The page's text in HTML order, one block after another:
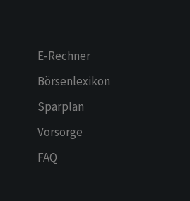
E-Rechner
Börsenlexikon
Sparplan
Vorsorge
FAQ